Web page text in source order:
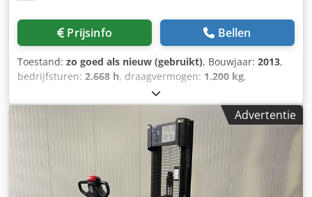
Prijsinfo Bellen
Toestand: zo goed als nieuw (gebruikt), Bouwjaar: 2013,
bedrijfsturen: 2.668 h, draagvermogen: 1.200 kg,
, brandstoftype:
duplex, bouwhoogte:2.020 mm, Manufacturer + model BT
SWE 120 S Atex * EX * Mitrex 2D / Zone 21 Csdpfx Aszq T
Nwodhsrf Mast 2F2850 ID 23021.7862 Cat.Used Mast
2F2850 Lowered height 2020 mm Lifting height 2850 mm
Capacity 1200 kg Year 2013 Hours 2668 hours Capacity ;
NEW * 24v / 300ah * Bj 2023 OptionsZEER unieke CONTRA
stapelaar EX uitvoering !!* EX * Mitrex !!!!!Systeem = ATEX
Advertentie